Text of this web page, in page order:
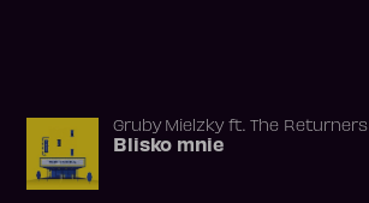
Gruby Mielzkyft. The Returners
Blisko mnie